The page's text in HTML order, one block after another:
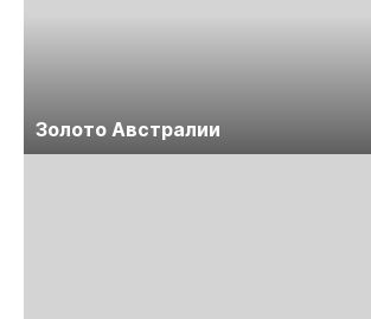
Золото Австралии